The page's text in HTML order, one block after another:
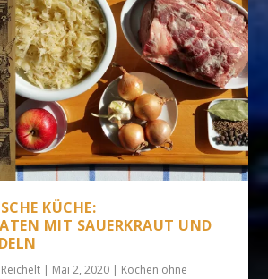
KÜCHE:
MIT SAUERKRAUT UND
| Mai 2, 2020 | Kochen ohne